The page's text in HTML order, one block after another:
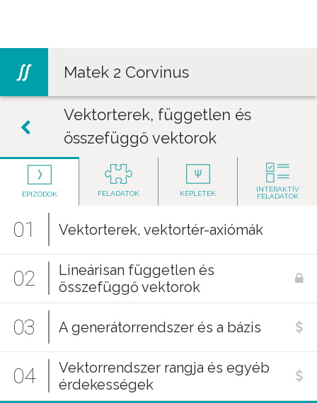
Matek 2 Corvinus
Vektorterek, független és
összefüggő vektorok
EPIZÓDOK FELADATOK KÉPLETEK
INTERAKTÍV
FELADATOK
01 Vektorterek, vektortér-axiómák
02
Lineárisan független és
összefüggő vektorok
03 A generátorrendszer és a bázis
04
Vektorrendszer rangja és egyéb
érdekességek